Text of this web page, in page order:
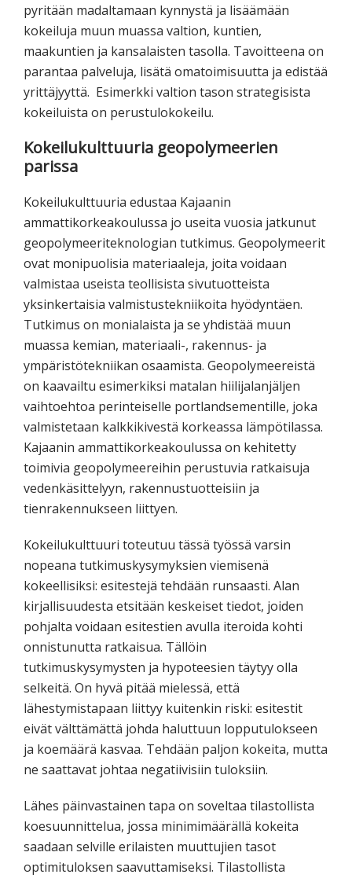
pyritään madaltamaan kynnystä ja lisäämään
kokeiluja muun muassa valtion, kuntien,
maakuntien ja kansalaisten tasolla. Tavoitteena on
parantaa palveluja, lisätä omatoimisuutta ja edistää
yrittäjyyttä. Esimerkki valtion tason strategisista
kokeiluista on perustulokokeilu.
Kokeilukulttuuria geopolymeerien
parissa
Kokeilukulttuuria edustaa Kajaanin
ammattikorkeakoulussa jo useita vuosia jatkunut
geopolymeeriteknologian tutkimus. Geopolymeerit
ovat monipuolisia materiaaleja, joita voidaan
valmistaa useista teollisista sivutuotteista
yksinkertaisia valmistustekniikoita hyödyntäen.
Tutkimus on monialaista ja se yhdistää muun
muassa kemian, materiaali-, rakennus- ja
ympäristötekniikan osaamista. Geopolymeereistä
on kaavailtu esimerkiksi matalan hiilijalanjäljen
vaihtoehtoa perinteiselle portlandsementille, joka
valmistetaan kalkkikivestä korkeassa lämpötilassa.
Kajaanin ammattikorkeakoulussa on kehitetty
toimivia geopolymeereihin perustuvia ratkaisuja
vedenkäsittelyyn, rakennustuotteisiin ja
tienrakennukseen liittyen.
Kokeilukulttuuri toteutuu tässä työssä varsin
nopeana tutkimuskysymyksien viemisenä
kokeellisiksi: esitestejä tehdään runsaasti. Alan
kirjallisuudesta etsitään keskeiset tiedot, joiden
pohjalta voidaan esitestien avulla iteroida kohti
onnistunutta ratkaisua. Tällöin
tutkimuskysymysten ja hypoteesien täytyy olla
selkeitä. On hyvä pitää mielessä, että
lähestymistapaan liittyy kuitenkin riski: esitestit
eivät välttämättä johda haluttuun lopputulokseen
ja koemäärä kasvaa. Tehdään paljon kokeita, mutta
ne saattavat johtaa negatiivisiin tuloksiin.
Lähes päinvastainen tapa on soveltaa tilastollista
koesuunnittelua, jossa minimimäärällä kokeita
saadaan selville erilaisten muuttujien tasot
optimituloksen saavuttamiseksi. Tilastollista